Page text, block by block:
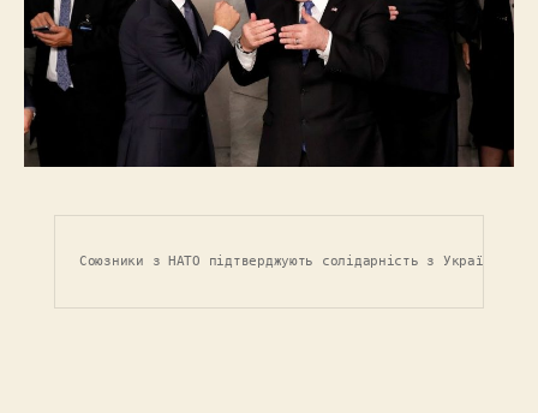
Союзники з НАТО підтверджують солідарність з Україною